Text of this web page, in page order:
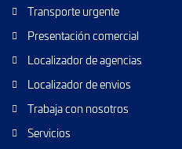
Transporte urgente
Presentación comercial
Localizador de agencias
Localizador de envios
Trabaja con nosotros
Servicios